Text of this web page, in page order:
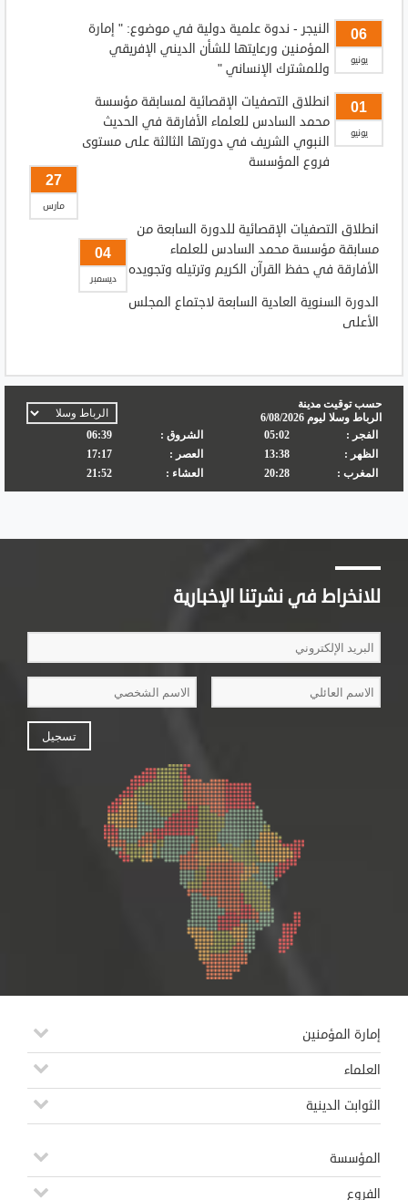
06
يونيو
النيجر - ندوة علمية دولية في موضوع: " إمارة
المؤمنين ورعايتها للشأن الديني الإفريقي
وللمشترك الإنساني "
01
يونيو
انطلاق التصفيات الإقصائية لمسابقة مؤسسة
محمد السادس للعلماء الأفارقة في الحديث
النبوي الشريف في دورتها الثالثة على مستوى
فروع المؤسسة
27
مارس
انطلاق التصفيات الإقصائية للدورة السابعة من
مسابقة مؤسسة محمد السادس للعلماء
الأفارقة في حفظ القرآن الكريم وترتيله وتجويده
04
ديسمبر
الدورة السنوية العادية السابعة لاجتماع المجلس
الأعلى
للانخراط في نشرتنا الإخبارية
إمارة المؤمنين
العلماء
الثوابت الدينية
المؤسسة
الفروع